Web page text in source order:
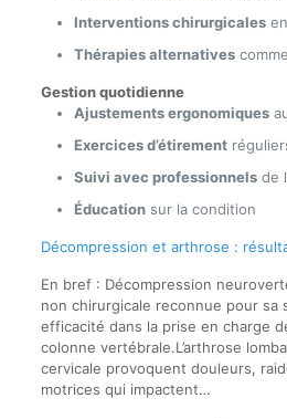
Interventions chirurgicalesen
Thérapies alternatives
Gestion quotidienne
Ajustements ergonomiques
Exercices d’étirement
Suivi avec professionnelsde
Éducationsur la condition
Décompression et arthrose :
En bref : Décompression
non chirurgicale reconnue pour sa
efficacité dans la prise en charge
colonne vertébrale.L’arthrose
cervicale provoquent douleurs,
motrices qui impactent…